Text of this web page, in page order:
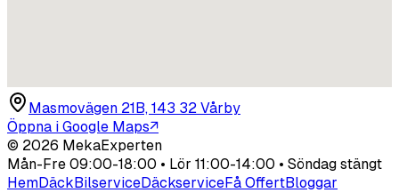
Masmovägen 21B, 143 32 Vårby
Öppna i Google Maps↗
© 2026 MekaExperten
Mån-Fre 09:00-18:00 • Lör 11:00-14:00 • Söndag stängt
HemDäck BilserviceDäckserviceFå OffertBloggar